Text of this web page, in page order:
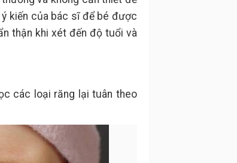
kiến của bác sĩ để bé được
thận khi xét đến độ tuổi và
các loại răng lại tuân theo